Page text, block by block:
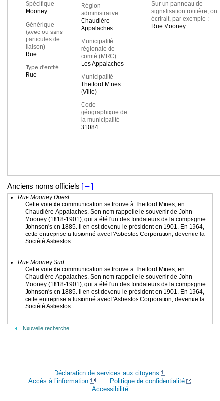
Spécifique
Mooney
Générique
(avec ou sans
particules de
liaison)
Rue
Type d'entité
Rue
Région
administrative
Chaudière-
Appalaches
Municipalité
régionale de
comté (MRC)
Les Appalaches
Municipalité
Thetford Mines
(Ville)
Code
géographique de
la municipalité
31084
Sur un panneau de
signalisation routière, on
écrirait, par exemple :
Rue Mooney
Anciens noms officiels [ – ]
Rue Mooney Ouest
Cette voie de communication se trouve à Thetford Mines, en
Chaudière-Appalaches. Son nom rappelle le souvenir de John
Mooney (1818-1901), qui a été l'un des fondateurs de la compagnie
Johnson's en 1885. Il en est devenu le président en 1901. En 1964,
cette entreprise a fusionné avec l'Asbestos Corporation, devenue la
Société Asbestos.
Rue Mooney Sud
Cette voie de communication se trouve à Thetford Mines, en
Chaudière-Appalaches. Son nom rappelle le souvenir de John
Mooney (1818-1901), qui a été l'un des fondateurs de la compagnie
Johnson's en 1885. Il en est devenu le président en 1901. En 1964,
cette entreprise a fusionné avec l'Asbestos Corporation, devenue la
Société Asbestos.
Nouvelle recherche
Déclaration de services aux citoyens
Accès à l’information
Politique de confidentialité
Accessibilité